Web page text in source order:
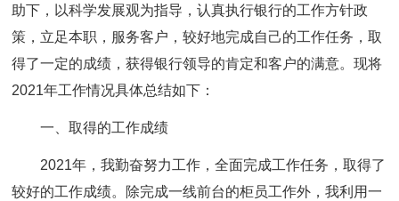
助下，以科学发展观为指导，认真执行银行的工作方针政
策，立足本职，服务客户，较好地完成自己的工作任务，取
得了一定的成绩，获得银行领导的肯定和客户的满意。现将
2021年工作情况具体总结如下：
一、取得的工作成绩
2021年，我勤奋努力工作，全面完成工作任务，取得了
较好的工作成绩。除完成一线前台的柜员工作外，我利用一